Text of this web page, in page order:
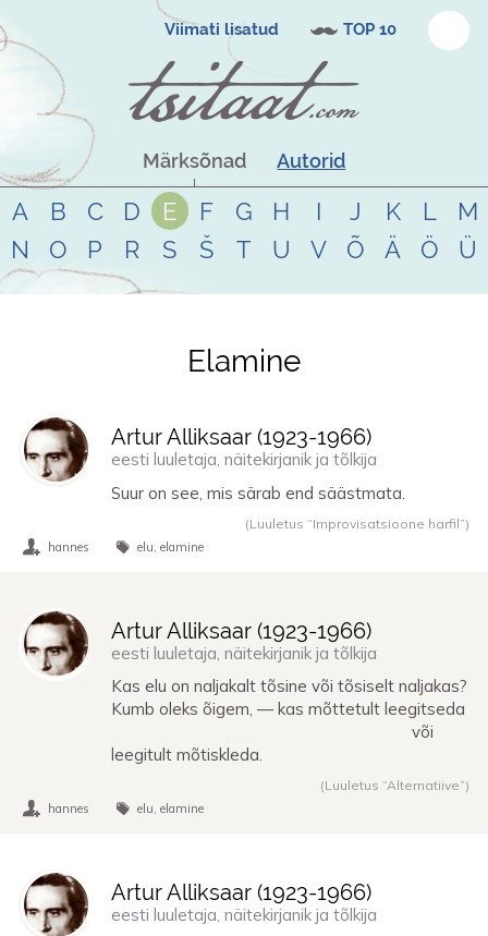
Viimati lisatud TOP 10
Märksõnad Autorid
A B C D E F G H I J K L
M
N
O P R S Š T U V Õ Ä Ö Ü
Tsitaadid teemal elamine
Elamine
Artur Alliksaar (1923-1966)
eesti luuletaja, näitekirjanik ja tõlkija
Suur on see, mis särab end säästmata.
(Luuletus “Improvisatsioone harfil”)
hannes elu elamine
Artur Alliksaar (1923-1966)
eesti luuletaja, näitekirjanik ja tõlkija
Kas elu on naljakalt tõsine või tõsiselt naljakas?
Kumb oleks õigem, — kas mõttetult leegitseda
või
leegitult mõtiskleda.
(Luuletus “Alternatiive”)
hannes elu elamine
Artur Alliksaar (1923-1966)
eesti luuletaja, näitekirjanik ja tõlkija